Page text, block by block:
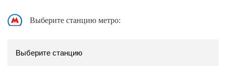
Выберите станцию метро: